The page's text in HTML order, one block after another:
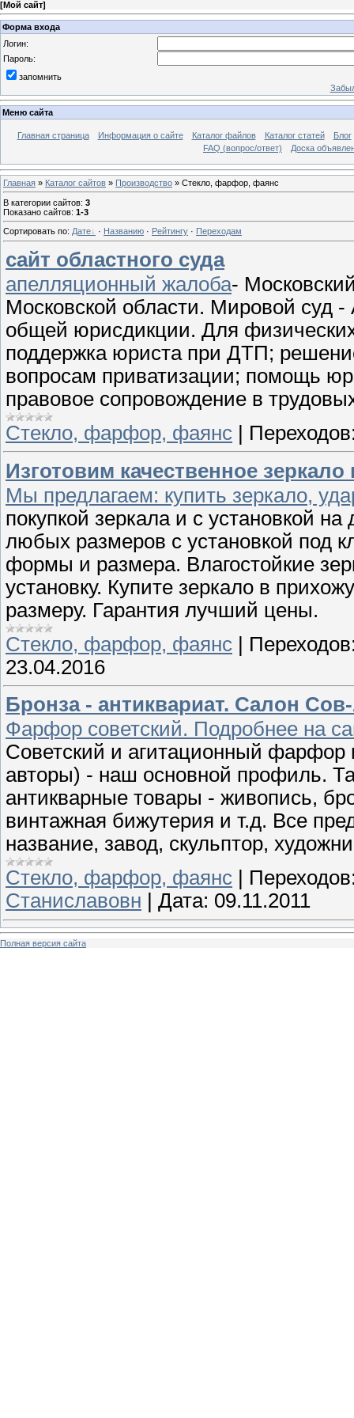
[Мой сайт]
Форма входа
Логин:
Пароль:
запомнить
Меню сайта
Главная страница Информация о сайте Каталог файлов Каталог статей
Блог
FAQ (вопрос/ответ)
Доска
Главная » Каталог сайтов » Производство » Стекло, фарфор, фаянс
В категории сайтов: 3
Показано сайтов: 1-3
Сортировать по: Дате · Названию · Рейтингу · Переходам
сайт областного суда
апелляционный жалоба-
Московской области. Мировой суд
общей юрисдикции. Для
поддержка юриста при ДТП;
вопросам приватизации; помощь
правовое сопровождение в
Стекло, фарфор, фаянс
Изготовим качественное
Мы предлагаем: купить зеркало,
покупкой зеркала и с установкой
любых размеров с установкой под
формы и размера. Влагостойкие
установку. Купите зеркало в
размеру. Гарантия лучший цены.
Стекло, фарфор, фаянс |
23.04.2016
Бронза - антиквариат. Салон
Фарфор советский. Подробнее на
Советский и агитационный фарфор
авторы) - наш основной профиль.
антикварные товары - живопись,
винтажная бижутерия и т.д. Все
название, завод, скульптор,
Стекло, фарфор, фаянс
Станиславовн
Дата: 09.11.2011
Полная версия сайта